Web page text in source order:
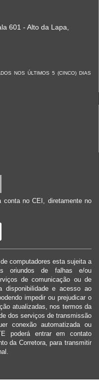
601 - Alto da Lapa,
NOS ÚLTIMOS 5 (CINCO) DIAS
no CEI, diretamente no
computadores esta sujeita a
oriundos de falhas e/ou
de comunicação ou de
disponibilidade e acesso ao
impedir ou prejudicar o
atualizadas, nos termos da
dos serviços de transmissão
conexão automatizada ou
poderá entrar em contato
da Corretora, para transmitir